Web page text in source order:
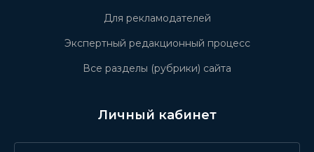
Для рекламодателей
Экспертный редакционный процесс
Все разделы (рубрики) сайта
Личный кабинет